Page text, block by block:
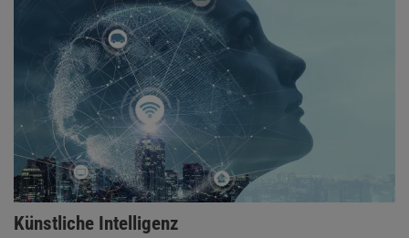
Künstliche Intelligenz